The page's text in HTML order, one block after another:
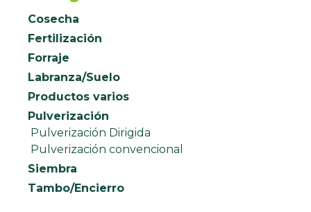
Cosecha
Fertilización
Forraje
Labranza/Suelo
Productos varios
Pulverización
Pulverización Dirigida
Pulverización convencional
Siembra
Tambo/Encierro